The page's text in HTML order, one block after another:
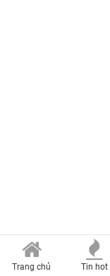
Trang chủ Tin hot